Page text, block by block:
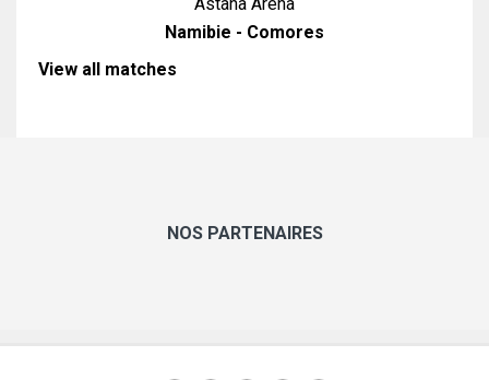
Namibie - Comores
View all matches
NOS PARTENAIRES